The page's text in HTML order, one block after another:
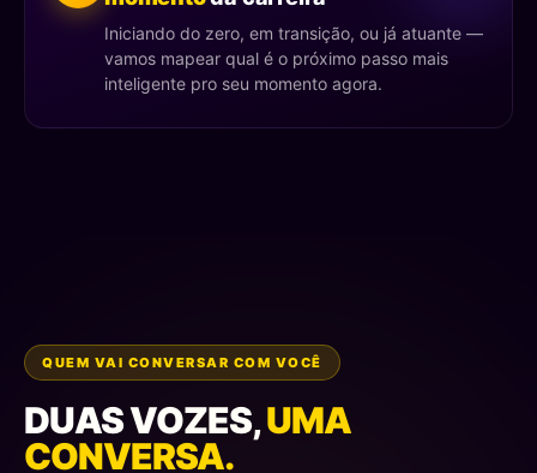
Iniciando do zero, em transição, ou já atuante —
vamos mapear qual é o próximo passo mais
inteligente pro seu momento agora.
QUEM VAI CONVERSAR COM VOCÊ
DUAS VOZES,UMA
CONVERSA.